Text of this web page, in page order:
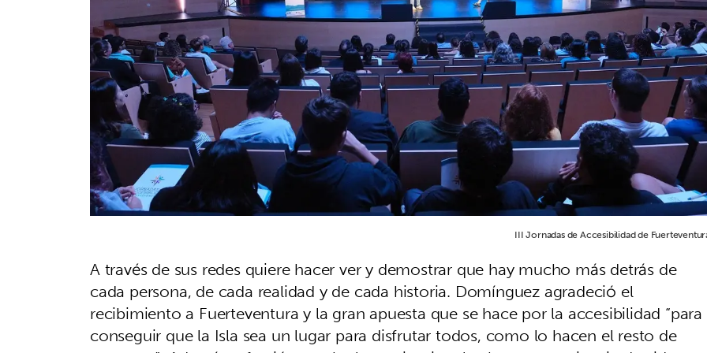
III Jornadas de Accesibilidad de
A través de sus redes quiere hacer ver y demostrar que hay mucho más detrás de
cada persona, de cada realidad y de cada historia. Domínguez agradeció el
recibimiento a Fuerteventura y la gran apuesta que se hace por la accesibilidad “para
conseguir que la Isla sea un lugar para disfrutar todos, como lo hacen el resto de